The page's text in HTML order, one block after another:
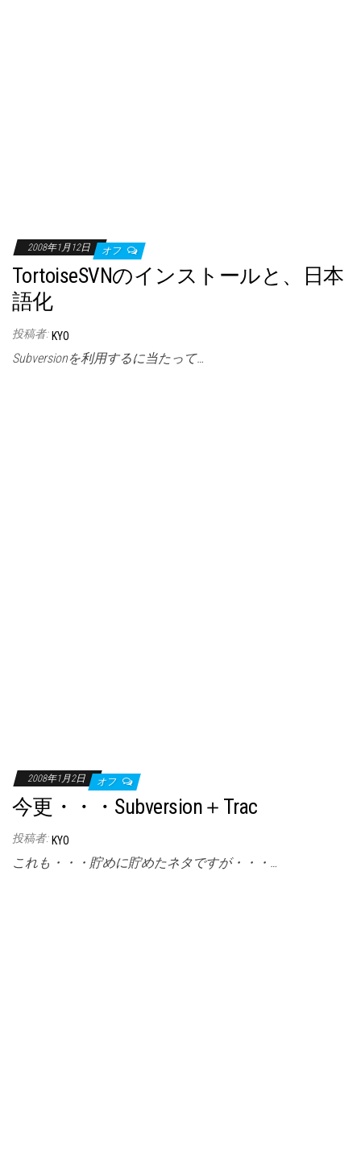
2008年1月12日 オフ
TortoiseSVNのインストールと、日本
語化
投稿者: KYO
Subversionを利用するに当たって…
2008年1月2日 オフ
今更・・・Subversion＋Trac
投稿者: KYO
これも・・・貯めに貯めたネタですが・・・…